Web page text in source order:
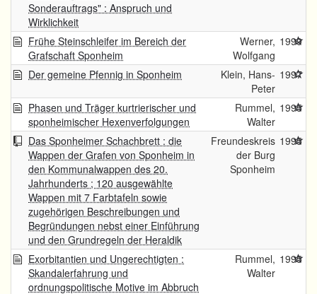
Sonderauftrags" : Anspruch und
Wirklichkeit
Frühe Steinschleifer im Bereich der
Grafschaft Sponheim
Werner,
Wolfgang
1999
Der gemeine Pfennig in Sponheim
Klein, Hans-
Peter
1997
Phasen und Träger kurtrierischer und
sponheimischer Hexenverfolgungen
Rummel,
Walter
1995
Das Sponheimer Schachbrett : die
Wappen der Grafen von Sponheim in
den Kommunalwappen des 20.
Jahrhunderts ; 120 ausgewählte
Wappen mit 7 Farbtafeln sowie
zugehörigen Beschreibungen und
Begründungen nebst einer Einführung
und den Grundregeln der Heraldik
Freundeskreis
der Burg
Sponheim
1995
Exorbitantien und Ungerechtigten :
Skandalerfahrung und
ordnungspolitische Motive im Abbruch
Rummel,
Walter
1995